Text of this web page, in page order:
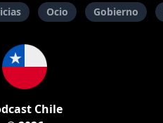
Ocio Gobierno
Chile